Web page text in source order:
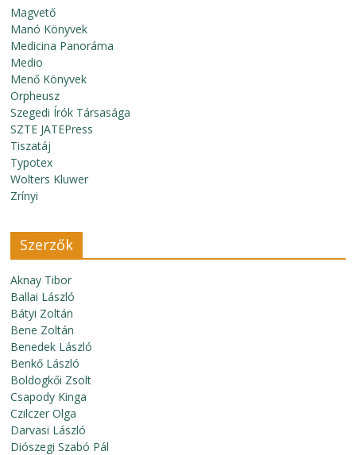
Magvető
Manó Könyvek
Medicina Panoráma
Medio
Menő Könyvek
Orpheusz
Szegedi Írók Társasága
SZTE JATEPress
Tiszatáj
Typotex
Wolters Kluwer
Zrínyi
Szerzők
Aknay Tibor
Ballai László
Bátyi Zoltán
Bene Zoltán
Benedek László
Benkő László
Boldogkői Zsolt
Csapody Kinga
Czilczer Olga
Darvasi László
Diószegi Szabó Pál